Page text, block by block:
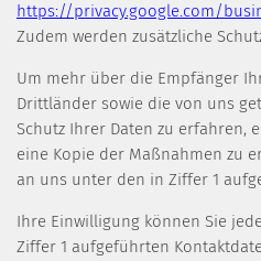
https://privacy.google.com/
Zudem werden zusätzliche
Um mehr über die Empfänger
Drittländer sowie die von uns
Schutz Ihrer Daten zu erfahren,
eine Kopie der Maßnahmen zu
an uns unter den in Ziffer 1
Ihre Einwilligung können Sie
Ziffer 1 aufgeführten